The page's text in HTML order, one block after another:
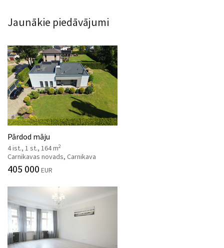
Jaunākie piedāvājumi
Pārdod māju
4 ist., 1 st., 164 m2
Carnikavas novads, Carnikava
405 000 EUR